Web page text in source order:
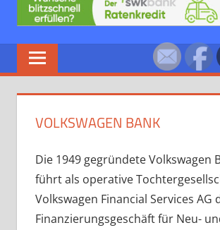
VOLKSWAGEN BANK
Die 1949 gegründete Volkswagen
führt als operative
Volkswagen Financial Services AG
Finanzierungsgeschäft für Neu-